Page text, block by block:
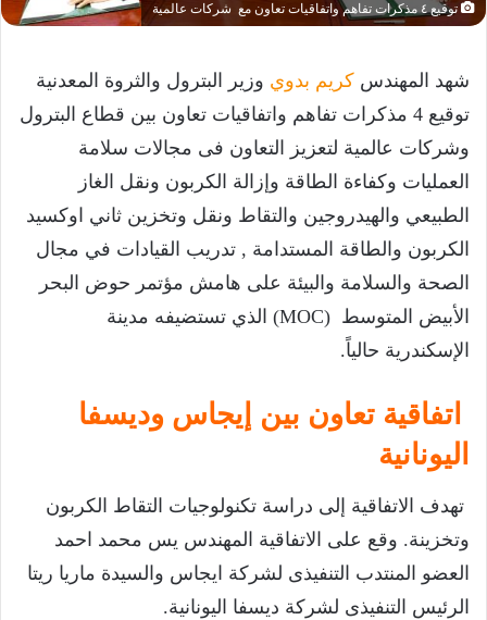
توقيع ٤ مذكرات تفاهم واتفاقيات تعاون مع شركات عالمية
شهد المهندس كريم بدوي وزير البترول والثروة المعدنية
توقيع 4 مذكرات تفاهم واتفاقيات تعاون بين قطاع البترول
وشركات عالمية لتعزيز التعاون فى مجالات سلامة
العمليات وكفاءة الطاقة وإزالة الكربون ونقل الغاز
الطبيعي والهيدروجين والتقاط ونقل وتخزين ثاني اوكسيد
الكربون والطاقة المستدامة , تدريب القيادات في مجال
الصحة والسلامة والبيئة على هامش مؤتمر حوض البحر
الأبيض المتوسط (MOC) الذي تستضيفه مدينة
الإسكندرية حالياً.
اتفاقية تعاون بين إيجاس وديسفا
اليونانية
تهدف الاتفاقية إلى دراسة تكنولوجيات التقاط الكربون
وتخزينة. وقع على الاتفاقية المهندس يس محمد احمد
العضو المنتدب التنفيذى لشركة ايجاس والسيدة ماريا ريتا
الرئيس التنفيذى لشركة ديسفا اليونانية.